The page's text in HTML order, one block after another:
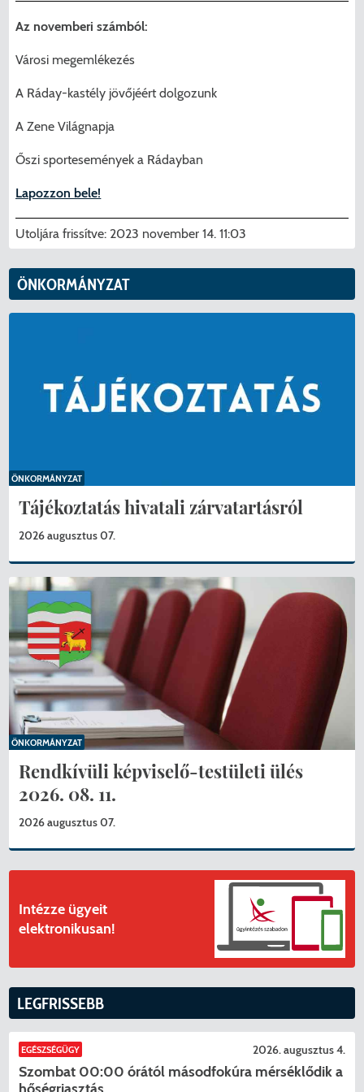
Pécel Város Önkormányzata ASP
Központhoz való csatlakozása
Péceli Polgármesteri Hivatal energetikai
korszerűsítése
Komplex csapadékvíz-elvezetés
korszerűsítése Pécelen II. ütem
Pécel Város Önkormányzata 250 000
alábbi projekt vonatkozásában.
Menzakártya/Applikáció
Nyomtatványok
Étkezési térítési díjak
Kapcsolat
Az novemberi számból:
Városi megemlékezés
A Ráday-kastély jövőjéért dolgozunk
A Zene Világnapja
Őszi sportesemények a Rádayban
Lapozzon bele!
Utoljára frissítve: 2023 november 14. 11:03
ÖNKORMÁNYZAT
Tájékoztatás hivatali zárvatartásról
2026 augusztus 07.
ÖNKORMÁNYZAT
Rendkívüli képviselő-testületi ülés
2026. 08. 11.
2026 augusztus 07.
ÖNKORMÁNYZAT
Intézze ügyeit
elektronikusan!
LEGFRISSEBB
EGÉSZSÉGÜGY 2026. augusztus 4.
Szombat 00:00 órától másodfokúra mérséklődik a